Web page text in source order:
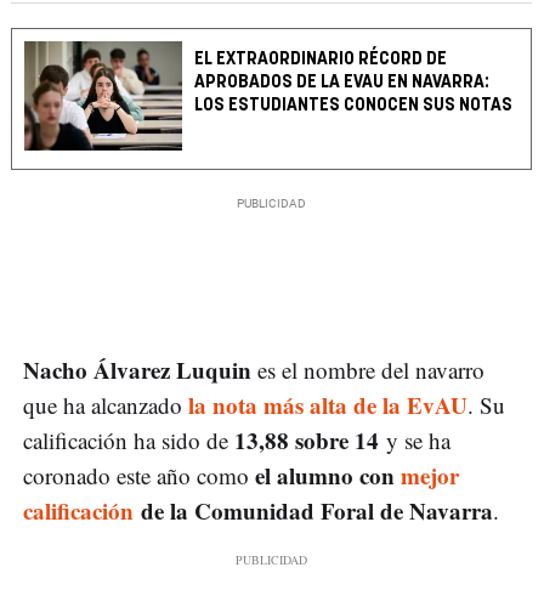
EL EXTRAORDINARIO RÉCORD DE
APROBADOS DE LA EVAU EN NAVARRA:
LOS ESTUDIANTES CONOCEN SUS NOTAS
Nacho Álvarez Luquin es el nombre del navarro
que ha alcanzado la nota más alta de la EvAU. Su
calificación ha sido de 13,88 sobre 14 y se ha
coronado este año como el alumno conmejor
calificación de la Comunidad Foral de Navarra.